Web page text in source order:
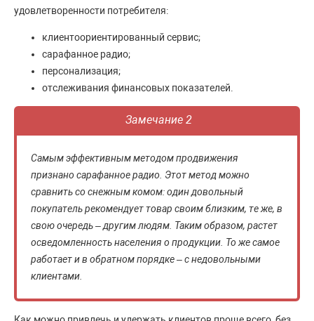
удовлетворенности потребителя:
клиентоориентированный сервис;
сарафанное радио;
персонализация;
отслеживания финансовых показателей.
Замечание 2
Самым эффективным методом продвижения
признано сарафанное радио. Этот метод можно
сравнить со снежным комом: один довольный
покупатель рекомендует товар своим близким, те же, в
свою очередь – другим людям. Таким образом, растет
осведомленность населения о продукции. То же самое
работает и в обратном порядке – с недовольными
клиентами.